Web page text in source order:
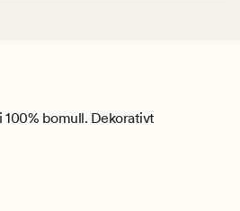
bomull. Dekorativt